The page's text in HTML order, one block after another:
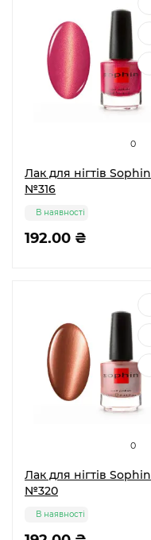
0
Лак для нігтів Sophin
№316
192.00 ₴
В наявності
0
Лак для нігтів Sophin
№320
В наявності